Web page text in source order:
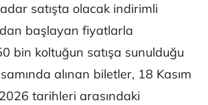
satışta olacak indirimli
başlayan fiyatlarla
bin koltuğun satışa sunulduğu
alınan biletler, 18 Kasım
tarihleri arasındaki